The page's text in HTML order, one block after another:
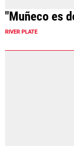
"Muñeco es
RIVER PLATE